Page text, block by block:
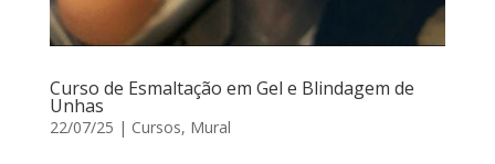
Curso de Esmaltação em Gel e Blindagem de
Unhas
22/07/25 | Cursos, Mural